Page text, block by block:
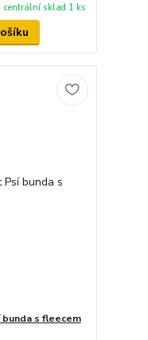
centrální sklad 1 ks
s fleecem